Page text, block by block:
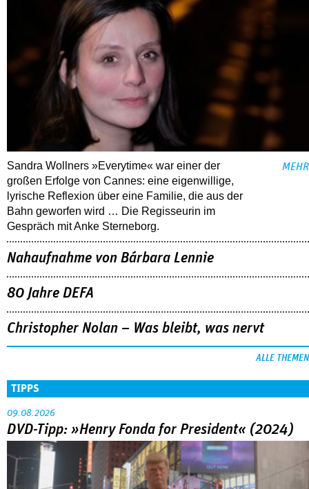
Sandra Wollners »Everytime« war einer der
großen Erfolge von Cannes: eine eigenwillige,
lyrische Reflexion über eine ­Familie, die aus der
Bahn geworfen wird … Die Regisseurin im
Gespräch mit Anke Sterneborg.
MEHR
Nahaufnahme von Bárbara Lennie
80 Jahre DEFA
Christopher Nolan – Was bleibt, was nervt
ALLE THEMEN
TIPPS
09.08.2026
DVD-Tipp: »Henry Fonda for President« (2024)